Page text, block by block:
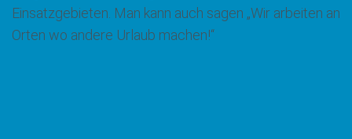
Einsatzgebieten. Man kann auch sagen „Wir arbeiten an
Orten wo andere Urlaub machen!“